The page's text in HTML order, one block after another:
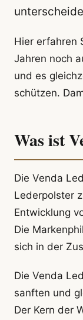
Hier erfahren
Jahren noch
und es
schützen.
Was ist
Die Venda
Lederpolster
Entwicklung
Die
sich in der
Die Venda
sanften und
Der Kern der